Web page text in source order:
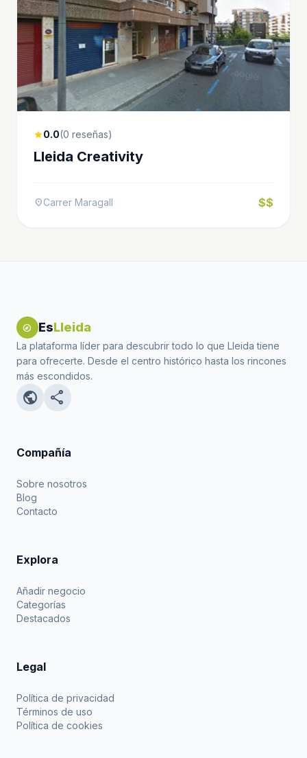
star0.0(0 reseñas)
Lleida Creativity
location_onCarrer Maragall $$
explore EsLleida
La plataforma líder para descubrir todo lo que Lleida tiene
para ofrecerte. Desde el centro histórico hasta los rincones
más escondidos.
public share
Compañía
Sobre nosotros
Blog
Contacto
Explora
Añadir negocio
Categorías
Destacados
Legal
Política de privacidad
Términos de uso
Política de cookies